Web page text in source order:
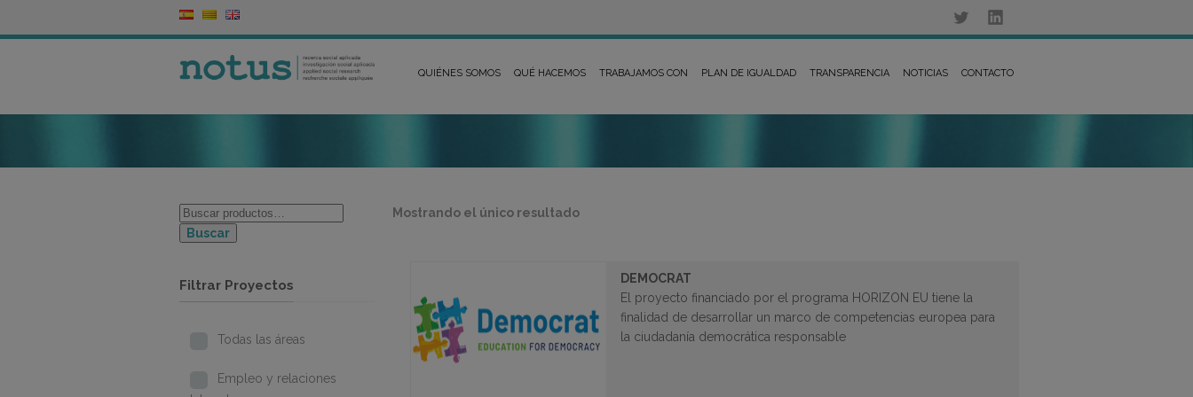
QUIÉNES SOMOS QUÉ HACEMOS TRABAJAMOS CON PLAN DE IGUALDAD TRANSPARENCIA NOTICIAS CONTACTO
Mostrando el único resultado
DEMOCRAT
El proyecto financiado por el programa HORIZON EU tiene la
finalidad de desarrollar un marco de competencias europea para
la ciudadanía democrática responsable
Buscar
Filtrar Proyectos
Todas las áreas
Empleo y relaciones